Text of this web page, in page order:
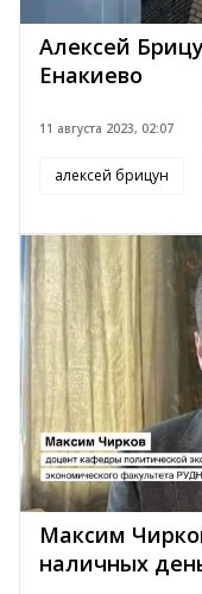
Алексей
Енакиево
11 августа 2023, 02:07
алексей брицун
Максим
наличных